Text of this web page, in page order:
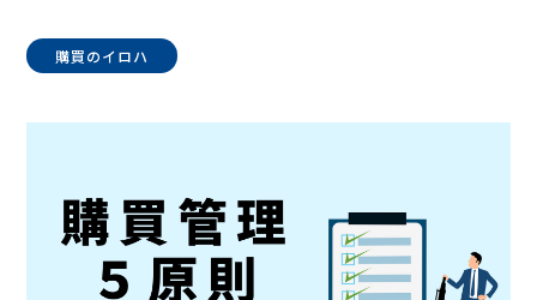
コラム
購買のイロハ